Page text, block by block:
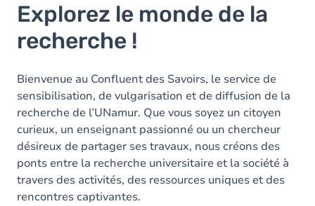
Explorez le monde de la
recherche !
Bienvenue au Confluent des Savoirs, le service de
sensibilisation, de vulgarisation et de diffusion de la
recherche de l’UNamur. Que vous soyez un citoyen
curieux, un enseignant passionné ou un chercheur
désireux de partager ses travaux, nous créons des
ponts entre la recherche universitaire et la société à
travers des activités, des ressources uniques et des
rencontres captivantes.